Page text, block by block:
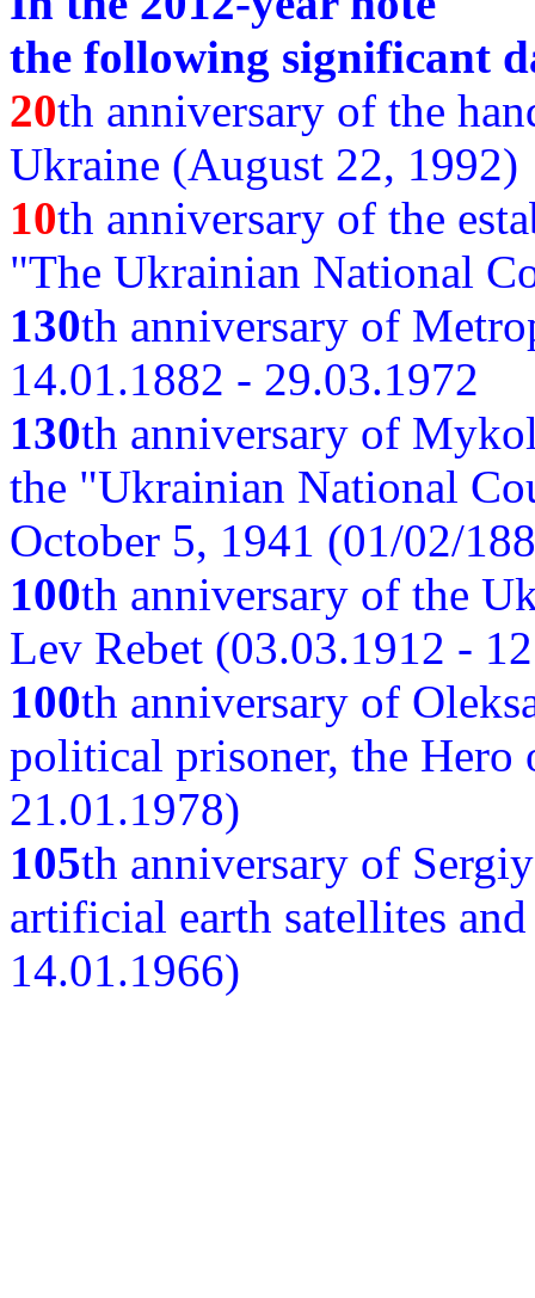
the following significant
20th anniversary of the
Ukraine (August 22, 1992)
10th anniversary of the
"The Ukrainian National
130th anniversary of
14.01.1882 - 29.03.1972
130th anniversary of
the "Ukrainian National
October 5, 1941 (01/02/
100th anniversary of the
Lev Rebet (03.03.1912 -
100th anniversary of
political prisoner, the
21.01.1978)
105th anniversary of
artificial earth satellites
14.01.1966)